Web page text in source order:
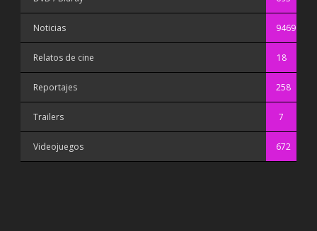
Noticias 9469
Relatos de cine 18
Reportajes 258
Trailers 7
Videojuegos 672